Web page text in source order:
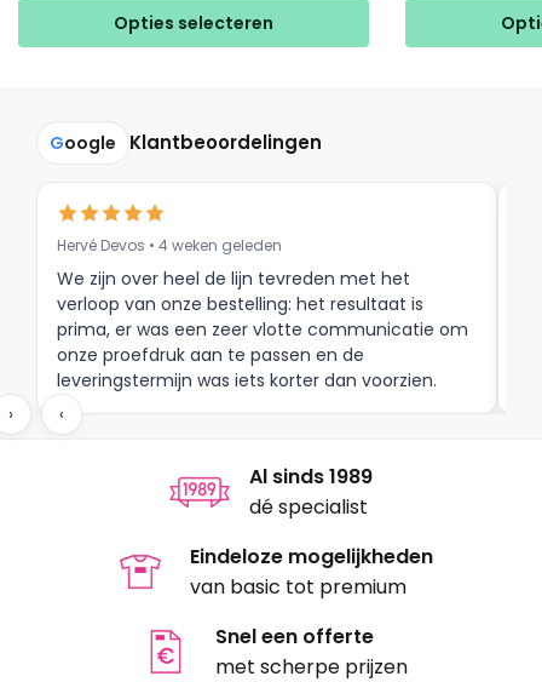
Opties selecteren
heeft
Deze
optie
kan
gekozen
worden
productpagina
heeft
kan
op
de
productpagina
Google Klantbeoordelingen
Hervé Devos • 4 weken geleden
We zijn over heel de lijn tevreden met het
verloop van onze bestelling: het resultaat is
prima, er was een zeer vlotte communicatie om
onze proefdruk aan te passen en de
leveringstermijn was iets korter dan voorzien.
Meer moet dat niet zijn.
‹
›
Al sinds 1989
dé specialist
Eindeloze mogelijkheden
van basic tot premium
Snel een offerte
met scherpe prijzen